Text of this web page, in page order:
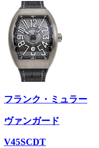
フランク・ミュラー
ヴァンガード
V45SCDT